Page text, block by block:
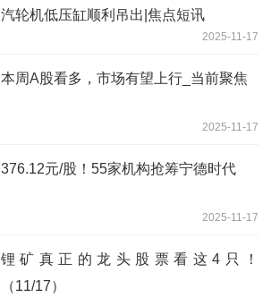
汽轮机低压缸顺利吊出|焦点短讯
2025-11-17
本周A股看多，市场有望上行_当前聚焦
2025-11-17
376.12元/股！55家机构抢筹宁德时代
2025-11-17
锂矿真正的龙头股票看这4只！
（11/17）